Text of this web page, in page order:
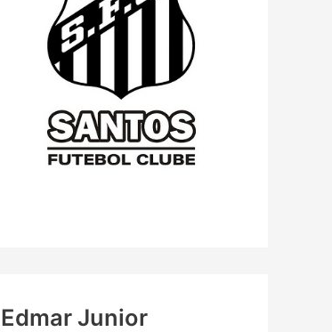
Edmar Junior